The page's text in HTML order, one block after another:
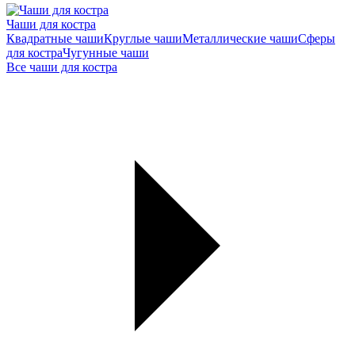
Чаши для костра
Квадратные чашиКруглые чашиМеталлические чашиСферы
для костраЧугунные чаши
Все чаши для костра